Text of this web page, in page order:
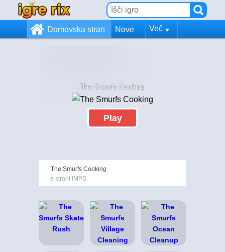
Domovska stran Nove Več
The Smurfs Cooking
Play
The Smurfs Cooking
s strani IMPS